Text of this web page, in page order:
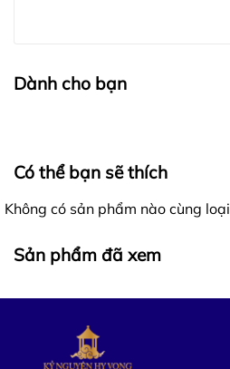
BẢO QUẢN LỤA VÀ CASHMERE:
Dành cho bạn
Có thể bạn sẽ thích
Không có sản phẩm nào cùng loại
Sản phẩm đã xem